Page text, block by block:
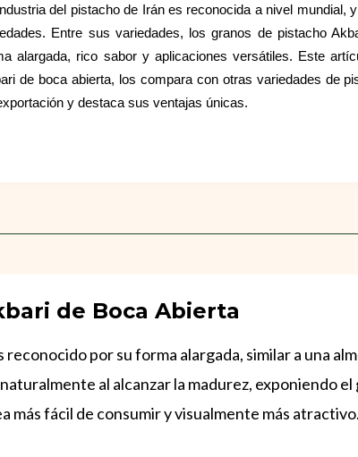
del pistacho de Irán es reconocida a nivel
Entre sus variedades, los granos de pistacho
alargada, rico sabor y aplicaciones versátiles. Este
de boca abierta, los compara con otras variedades de
y destaca sus ventajas únicas.
de Boca Abierta
por su forma alargada, similar a una
al alcanzar la madurez, exponiendo
más fácil de consumir y visualmente más atractivo.